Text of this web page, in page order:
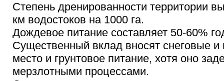
Степень дренированности территории
км водостоков на 1000 га.
Дождевое питание составляет 50-60%
Существенный вклад вносят снеговые
место и грунтовое питание, хотя оно
мерзлотными процессами.